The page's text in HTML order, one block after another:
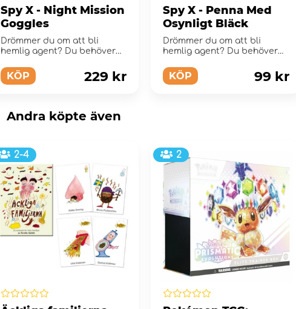
Spy X - Night Mission
Goggles
Drömmer du om att bli
hemlig agent? Du behöver
utrusta...
KÖP 229 kr
Spy X - Penna Med
Osynligt Bläck
Drömmer du om att bli
hemlig agent? Du behöver
KÖP 99 kr
Andra köpte även
2-4 2